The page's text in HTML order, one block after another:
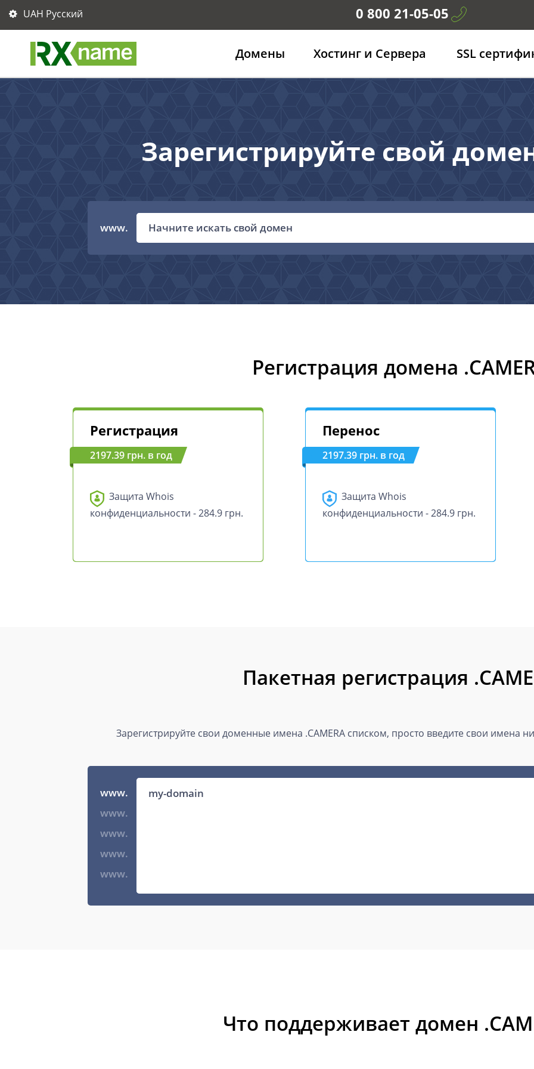
UAH Русский 0 800 21-05-05
Домены Хостинг и Сервера SSL
Зарегистрируйте свой
www.
Регистрация домена
Регистрация
2197.39 грн. в год
Защита Whois
конфиденциальности - 284.9 грн.
Перенос
2197.39 грн. в год
Защита Whois
конфиденциальности - 284.9 грн.
Пакетная регистрация
Зарегистрируйте свои доменные имена .CAMERA списком, просто введите свои имена
www.
www.
www.
www.
www.
Что поддерживает домен